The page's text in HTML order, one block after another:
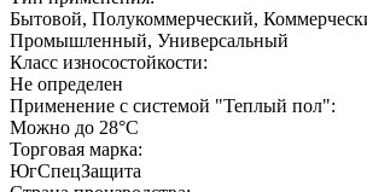
Бытовой, Полукоммерческий,
Промышленный, Универсальный
Класс износостойкости:
Не определен
Применение с системой "Теплый пол":
Можно до 28°С
Торговая марка:
ЮгСпецЗащита